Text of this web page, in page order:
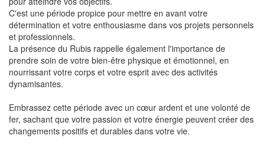
C'est une période propice pour mettre en avant votre
détermination et votre enthousiasme dans vos projets personnels
et professionnels.
La présence du Rubis rappelle également l'importance de
prendre soin de votre bien-être physique et émotionnel, en
nourrissant votre corps et votre esprit avec des activités
dynamisantes.
Embrassez cette période avec un cœur ardent et une volonté de
fer, sachant que votre passion et votre énergie peuvent créer des
changements positifs et durables dans votre vie.